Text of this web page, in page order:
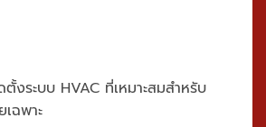
งระบบ HVAC ที่เหมาะสมสำหรับ
ฉพาะ